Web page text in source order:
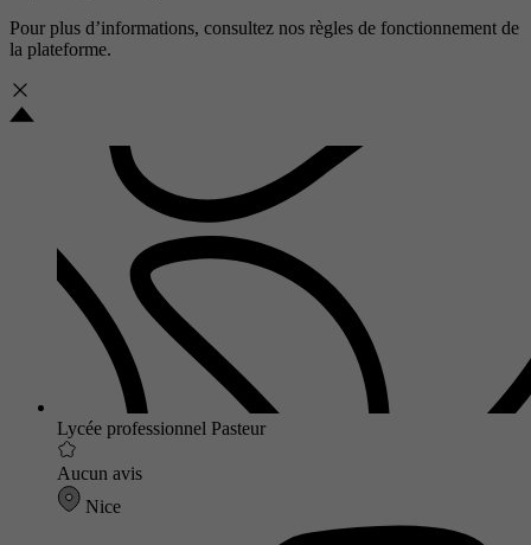
Pour plus d’informations, consultez nos règles de fonctionnement de
la plateforme.
Lycée professionnel Pasteur
Aucun avis
Nice